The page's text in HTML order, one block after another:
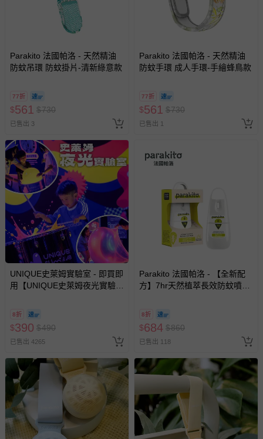
-新生兒親膚衣物（嬰幼兒包巾與背巾、包屁衣、學習
褲、紗布衣等）。
-接觸性孕哺產品（奶嘴、奶瓶、擠乳器、哺乳衣、托腹
-其他原廠盒裝商品封口處已貼上「不可拆封」，或具警
示字句等說明貼紙、封條者。
國際航空、客運、訂房等服務。
相關的退換貨辦理流程，可詳見：退換貨 & 退款問題
其他常見問題：
運送服務：目前提供的運送僅限台灣本島。如您位於離島地
區，可能會無法配送，或須依據商品需加收離島運費。廠商
亦保留出貨與否的權利。離島、偏遠地區、樓層親送等加價
費用，可能會另需加收。
商品實際的配達日期，可於訂單個人資料內的查詢訂單內，
已出貨通知之訊息為主。
如您收到商品，請依正常流程檢查是否完好，若商品遇瑕疵
情形，您可申請更換新品或退貨，請見：退貨的辦理流程。
若您對於會員帳號、商品訂購與資訊、購物流程、付款方
問，你可詳見：
媽咪愛客服中心。
預購商品：預購為海外同步代購，遇缺貨即會通知媽咪並協
助取消退款事宜。
商品如因「價格、組合」等錯誤原因，導致無法安排出貨，
會主動以簡訊及mail通知訂單取消事宜，並將提供適當補
償。
Parakito 法國帕洛 - 天然精油
防蚊吊環 防蚊掛片-清新綠意款
77折
$561 $730
已售出 3
Parakito 法國帕洛 - 天然精油
防蚊手環 成人手環-手繪蜂鳥款
77折
$561 $730
已售出 1
UNIQUE史萊姆實驗室 - 即買即
用【UNIQUE史萊姆夜光實驗室
人小孩均一價(3歲以上需購票))
8折
$390 $490
已售出 4265
Parakito 法國帕洛 - 【全新配
方】7hr天然植萃長效防蚊噴霧
8折
$684 $860
已售出 118